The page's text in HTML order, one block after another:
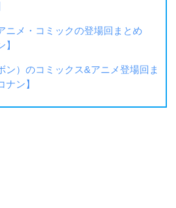
ニメ・コミックの登場回まとめ
】
ン）のコミックス&アニメ登場回ま
ナン】